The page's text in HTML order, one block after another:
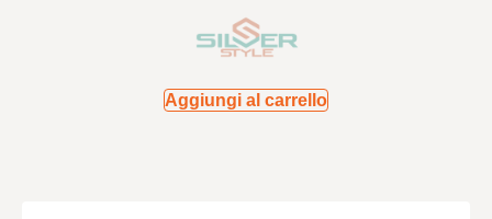
Aggiungi al carrello